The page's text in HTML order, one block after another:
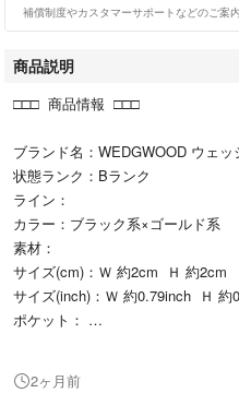
補償制度やカスタマーサポートなどのご案内
商品説明
□□□ 商品情報 □□□
ブランド名：WEDGWOOD ウェッ
状態ランク：Bランク
ライン：
カラー：ブラック系×ゴールド系
素材：
サイズ(cm)：Ｗ 約2cm Ｈ 約2cm
サイズ(inch)：Ｗ 約0.79inch Ｈ 約
ポケット：
2ヶ月前